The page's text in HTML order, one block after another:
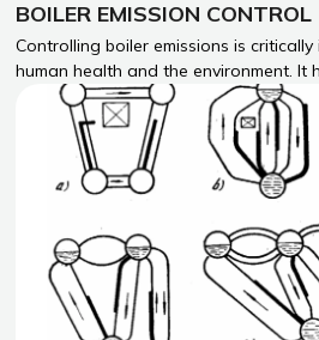
BOILER EMISSION CONTROL
Controlling boiler emissions is
human health and the environment. It
safeguards water and soil quality,
change. Additionally, emission control
for businesses by saving energy and
This is not only a legal requirement
responsibility and a strategy for